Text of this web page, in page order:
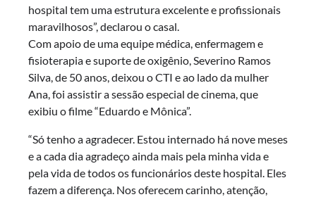
hospital tem uma estrutura excelente e profissionais
maravilhosos”, declarou o casal.
Com apoio de uma equipe médica, enfermagem e
fisioterapia e suporte de oxigênio, Severino Ramos
Silva, de 50 anos, deixou o CTI e ao lado da mulher
Ana, foi assistir a sessão especial de cinema, que
exibiu o filme “Eduardo e Mônica”.
“Só tenho a agradecer. Estou internado há nove meses
e a cada dia agradeço ainda mais pela minha vida e
pela vida de todos os funcionários deste hospital. Eles
fazem a diferença. Nos oferecem carinho, atenção,